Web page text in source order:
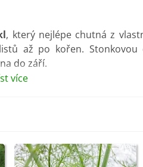
, který nejlépe chutná z
až po kořen. Stonkovou
do září.
více